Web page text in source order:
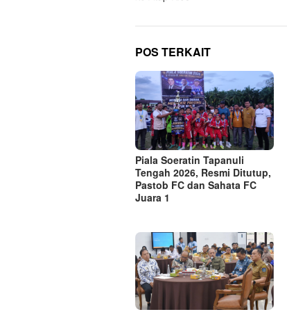
POS TERKAIT
Piala Soeratin Tapanuli
Tengah 2026, Resmi Ditutup,
Pastob FC dan Sahata FC
Juara 1